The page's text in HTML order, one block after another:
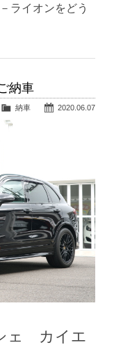
ライオンをどう
納車
2020.06.07
納車
ェ カイエ